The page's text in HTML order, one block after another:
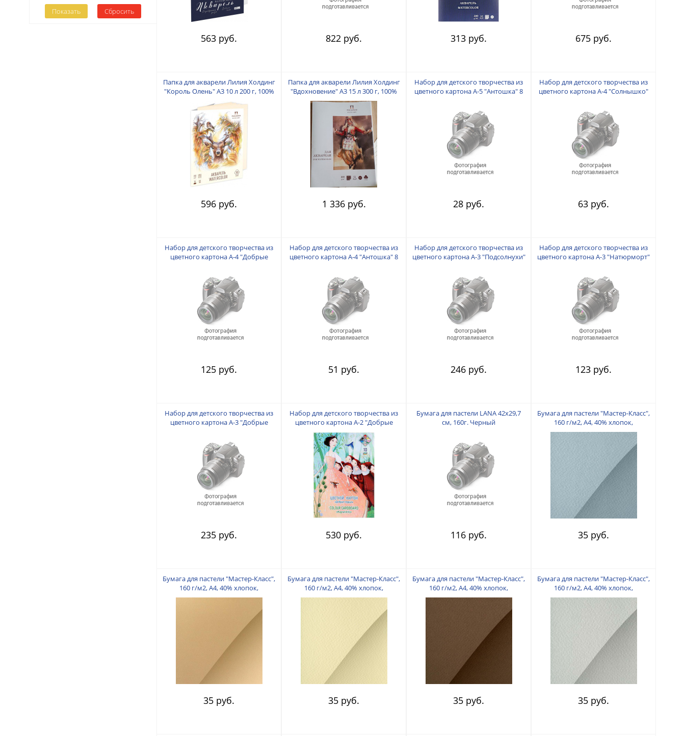
563 руб. 822 руб. 313 руб. 675 руб.
Папка для акварели Лилия Холдинг
"Король Олень" А3 10 л 200 г, 100%
хлопок, слоновая кость
596 руб.
Папка для акварели Лилия Холдинг
"Вдохновение" А3 15 л 300 г, 100%
хлопок
1 336 руб.
Набор для детского творчества из
цветного картона А-5 "Антошка" 8
28 руб.
Набор для детского творчества из
цветного картона А-4 "Солнышко"
63 руб.
Набор для детского творчества из
цветного картона А-4 "Добрые
125 руб.
Набор для детского творчества из
цветного картона А-4 "Антошка" 8
51 руб.
Набор для детского творчества из
цветного картона А-3 "Подсолнухи"
246 руб.
Набор для детского творчества из
цветного картона А-3 "Натюрморт"
123 руб.
Набор для детского творчества из
цветного картона А-3 "Добрые
235 руб.
Набор для детского творчества из
цветного картона А-2 "Добрые
сердца" 10 цветов. 10 листов 160 гр.
530 руб.
Бумага для пастели LANA 42х29,7
см, 160г. Черный
116 руб.
Бумага для пастели "Мастер-Класс",
160 г/м2, А4, 40% хлопок,
Пепельный
35 руб.
Бумага для пастели "Мастер-Класс",
160 г/м2, А4, 40% хлопок,
Миндальный
35 руб.
Бумага для пастели "Мастер-Класс",
160 г/м2, А4, 40% хлопок,
Кремовый
35 руб.
Бумага для пастели "Мастер-Класс",
160 г/м2, А4, 40% хлопок,
Кофейный
35 руб.
Бумага для пастели "Мастер-Класс",
160 г/м2, А4, 40% хлопок,
Жемчужный
35 руб.